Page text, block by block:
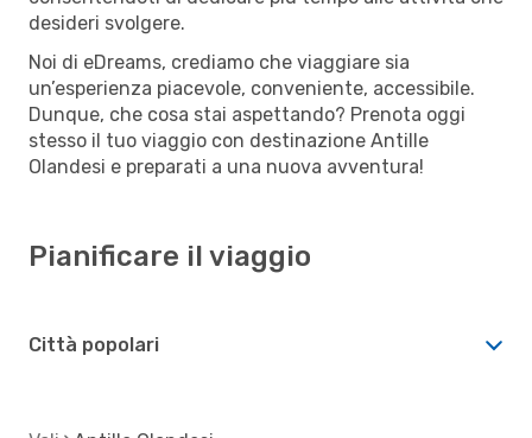
desideri svolgere.
Noi di eDreams, crediamo che viaggiare sia
un’esperienza piacevole, conveniente, accessibile.
Dunque, che cosa stai aspettando? Prenota oggi
stesso il tuo viaggio con destinazione Antille
Olandesi e preparati a una nuova avventura!
Pianificare il viaggio
Città popolari